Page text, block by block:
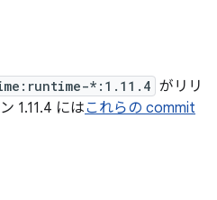
*:1.11.4 がリリ
1.11.4 にはこれらの commit